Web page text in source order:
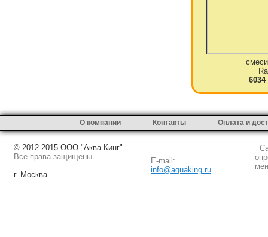
6034
О компании Контакты Оплата и
© 2012-2015 ООО "Аква-Кинг"
Все права защищены
г. Москва
E-mail:
info@aquaking.ru